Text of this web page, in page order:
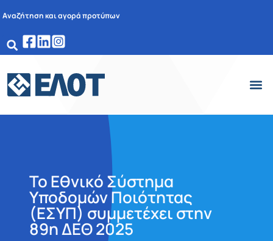
Αναζήτηση και αγορά προτύπων
Το Εθνικό Σύστημα
Υποδομών Ποιότητας
(ΕΣΥΠ) συμμετέχει στην
89η ΔΕΘ 2025